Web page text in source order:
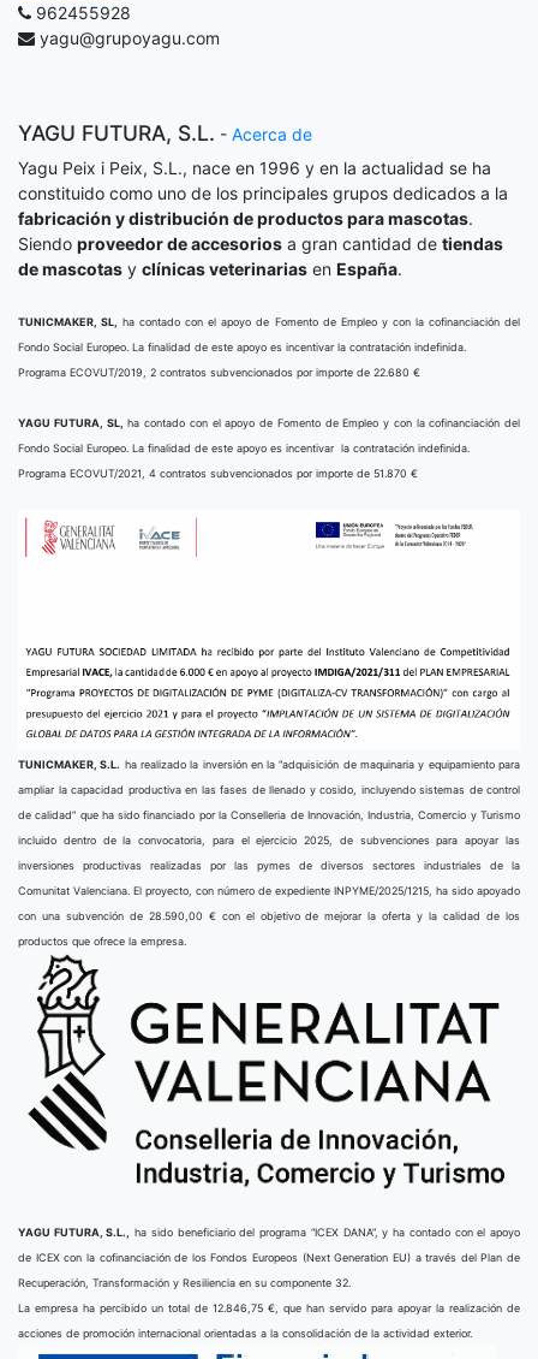
962455928
yagu@grupoyagu.com
YAGU FUTURA, S.L. - Acerca de
Yagu Peix i Peix, S.L., nace en 1996 y en la actualidad se ha
constituido como uno de los principales grupos dedicados a la
fabricación y distribución de productos para mascotas.
Siendo proveedor de accesorios a gran cantidad de tiendas
de mascotas y clínicas veterinarias en España.
TUNICMAKER, SL,
ha contado con el apoyo de Fomento de Empleo y con la cofinanciación del
Fondo Social Europeo. La finalidad de este apoyo es incentivar la contratación indefinida.
Programa ECOVUT/2019, 2 contratos subvencionados por importe de 22.680 €
YAGU FUTURA, SL,
ha contado con el apoyo de Fomento de Empleo y con la cofinanciación del
Fondo Social Europeo. La finalidad de este apoyo es incentivar la contratación indefinida.
Programa ECOVUT/2021, 4 contratos subvencionados por importe de 51.870 €
TUNICMAKER, S.L. ha realizado la inversión en la “adquisición de maquinaria y equipamiento para
ampliar la capacidad productiva en las fases de llenado y cosido, incluyendo sistemas de control
de calidad” que ha sido financiado por la Conselleria de Innovación, Industria, Comercio y Turismo
incluido dentro de la convocatoria, para el ejercicio 2025, de subvenciones para apoyar las
inversiones productivas realizadas por las pymes de diversos sectores industriales de la
Comunitat Valenciana. El proyecto, con número de expediente INPYME/2025/1215, ha sido apoyado
con una subvención de 28.590,00 € con el objetivo de mejorar la oferta y la calidad de los
productos que ofrece la empresa.
YAGU FUTURA, S.L.,
ha sido beneficiario del programa “ICEX DANA”, y ha contado con el apoyo
de ICEX con la cofinanciación de los Fondos Europeos (Next Generation EU) a través del Plan de
Recuperación, Transformación y Resiliencia en su componente 32.
La empresa ha percibido un total de 12.846,75 €, que han servido para apoyar la realización de
acciones de promoción internacional orientadas a la consolidación de la actividad exterior.